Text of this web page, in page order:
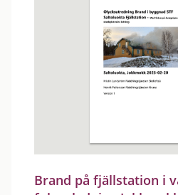
Brand på fjällstation i